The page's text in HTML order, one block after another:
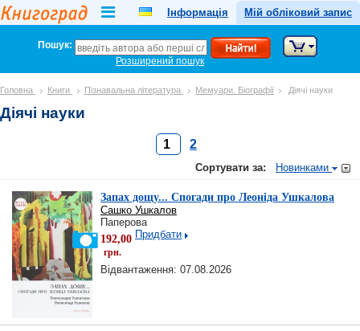
Інформація Мій обліковий запис
Пошук:
Розширений пошук
Головна Книги Пізнавальна література Мемуари. Біографії Діячі науки
Діячі науки
1 2
Сортувати за: Новинками
Запах дощу... Спогади про Леоніда Ушкалова
Сашко Ушкалов
Паперова
192,00
грн.
Придбати
Відвантаження: 07.08.2026